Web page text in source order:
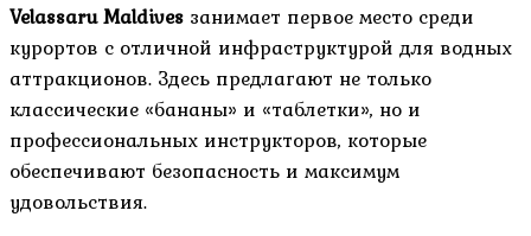
Velassaru Maldives занимает первое место среди
курортов с отличной инфраструктурой для водных
аттракционов. Здесь предлагают не только
классические «бананы» и «таблетки», но и
профессиональных инструкторов, которые
обеспечивают безопасность и максимум
удовольствия.